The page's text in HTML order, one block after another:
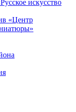
искусство
«Центр